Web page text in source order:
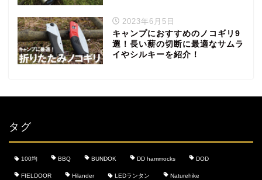
2023年6月5日
キャンプにおすすめのノコギリ9
選！長い薪の切断に最適なサムラ
イやシルキーを紹介！
タグ
100均 BBQ BUNDOK DD hammocks DOD
FIELDOOR Hilander LEDランタン Naturehike